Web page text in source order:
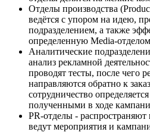
Отделы производства
ведётся с упором на идею,
подразделением, а также
определенную Media-
Аналитические
анализ рекламной
проводят тесты, после чего
направляются обратно к
сотрудничество
полученными в ходе
PR-отделы -
ведут мероприятия и